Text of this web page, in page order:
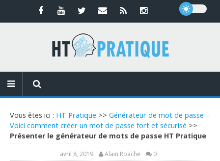
Vous êtes ici : HT Pratique >> Générateur de mot de passe –
Voici comment créer un mot de passe fort et sécurisé >>
Présenter le générateur de mots de passe HT Pratique
avril 8, 2019 Alain Roache 0